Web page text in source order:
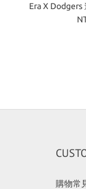
Era X Dodgers
購物常